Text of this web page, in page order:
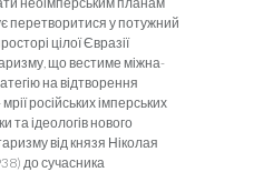
перетворитися у потужний
цілої Євразії
що вестиме міжна­
на відтворення
мрії російських імперських
та ідеологів нового
від князя Ніколая
до сучасника